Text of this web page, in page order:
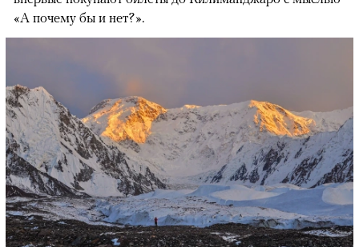
«А почему бы и нет?».